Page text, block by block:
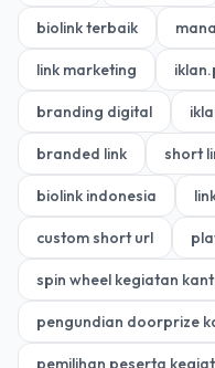
biolink terbaik
link marketing
branding digital
branded link short
biolink indonesia
custom short url
spin wheel kegiatan
pengundian doorprize
pemilihan peserta